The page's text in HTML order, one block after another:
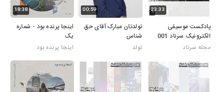
23:33
پادکست موسیقی
الکترونیک سرناد 001
مجله سرناد
00:59
تولدتان مبارک آقای حق
شناس
تولد
18:38
اینجا پرنده بود - شماره
یک
اینجا پرنده بود